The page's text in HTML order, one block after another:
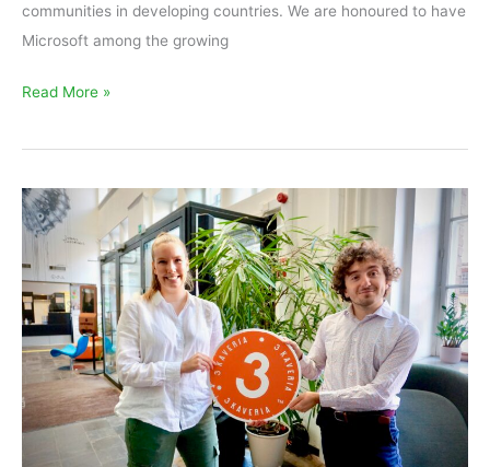
communities in developing countries. We are honoured to have
Microsoft among the growing
Read More »
Interview
with
Anna
Wikholm
from
3
Kaveria,
Finnish
ice